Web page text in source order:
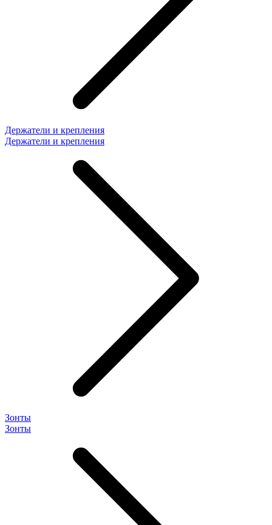
Держатели и крепления
Держатели и крепления
Зонты
Зонты